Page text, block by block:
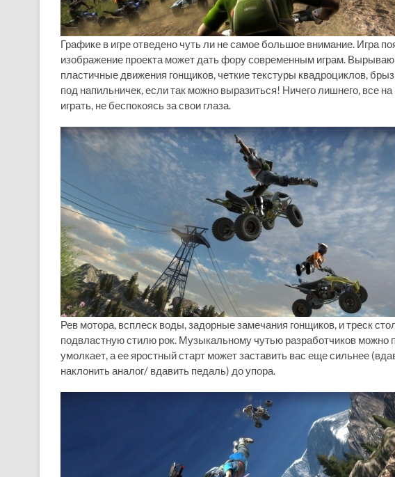
Графике в игре отведено чуть ли не самое большое внимание. Игра
изображение проекта может дать фору современным играм.
пластичные движения гонщиков, четкие текстуры квадроциклов,
под напильничек, если так можно выразиться! Ничего лишнего, все
играть, не беспокоясь за свои глаза.
Рев мотора, всплеск воды, задорные замечания гонщиков, и треск
подвластную стилю рок. Музыкальному чутью разработчиков
умолкает, а ее яростный старт может заставить вас еще сильнее
наклонить аналог/ вдавить педаль) до упора.